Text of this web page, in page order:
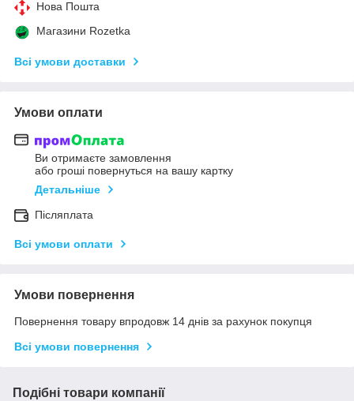
Нова Пошта
Магазини Rozetka
Всі умови доставки
Умови оплати
Ви отримаєте замовлення
або гроші повернуться на вашу картку
Детальніше
Післяплата
Всі умови оплати
Умови повернення
Повернення товару впродовж 14 днів за рахунок покупця
Всі умови повернення
Подібні товари компанії